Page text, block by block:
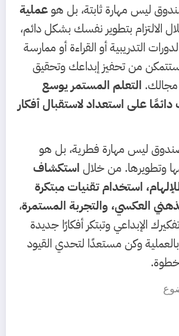
ليس مهارة ثابتة، بل هو عملية
الالتزام بتطوير نفسك بشكل دائم،
التدريبية أو القراءة أو ممارسة
من تحفيز إبداعك وتحقيق
مجالك. التعلم المستمر يوسع
على استعداد لاستقبال أفكار
ليس مهارة فطرية، بل هو
وتطويرها. من خلال استكشاف
استخدام تقنيات مبتكرة
العكسي، والتجربة المستمرة،
الإبداعي وتبتكر أفكارًا جديدة
وكن مستعدًا لتحدي القيود
خطوة.